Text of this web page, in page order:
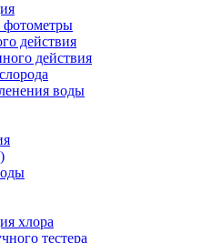
фотометры
действия
действия
воды
хлора
тестера